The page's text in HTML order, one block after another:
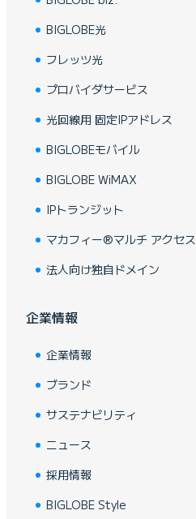
BIGLOBE光
フレッツ光
プロバイダサービス
光回線用 固定IPアドレス
BIGLOBEモバイル
BIGLOBE WiMAX
IPトランジット
マカフィー®マルチ アクセス
法人向け独自ドメイン
企業情報
企業情報
ブランド
サステナビリティ
ニュース
採用情報
BIGLOBE Style